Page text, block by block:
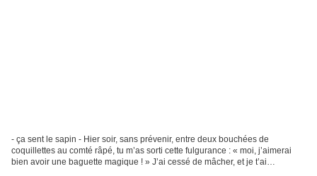
- ça sent le sapin - Hier soir, sans prévenir, entre deux bouchées de
coquillettes au comté râpé, tu m’as sorti cette fulgurance : « moi, j’aimerai
bien avoir une baguette magique ! » J’ai cessé de mâcher, et je t’ai